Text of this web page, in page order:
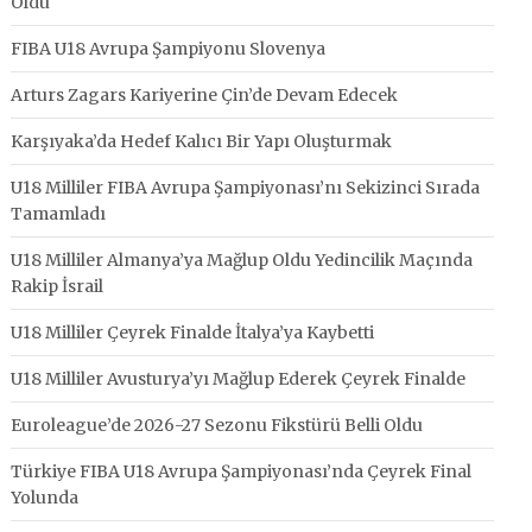
FIBA U18 Avrupa Şampiyonu Slovenya
Arturs Zagars Kariyerine Çin’de Devam Edecek
Karşıyaka’da Hedef Kalıcı Bir Yapı Oluşturmak
U18 Milliler FIBA Avrupa Şampiyonası’nı Sekizinci Sırada
Tamamladı
U18 Milliler Almanya’ya Mağlup Oldu Yedincilik Maçında
Rakip İsrail
U18 Milliler Çeyrek Finalde İtalya’ya Kaybetti
U18 Milliler Avusturya’yı Mağlup Ederek Çeyrek Finalde
Euroleague’de 2026-27 Sezonu Fikstürü Belli Oldu
Türkiye FIBA U18 Avrupa Şampiyonası’nda Çeyrek Final
Yolunda